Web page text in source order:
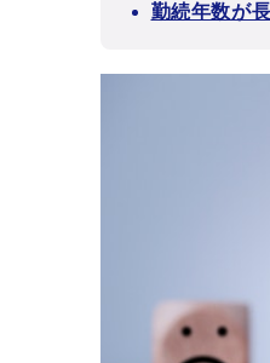
勤続年数が